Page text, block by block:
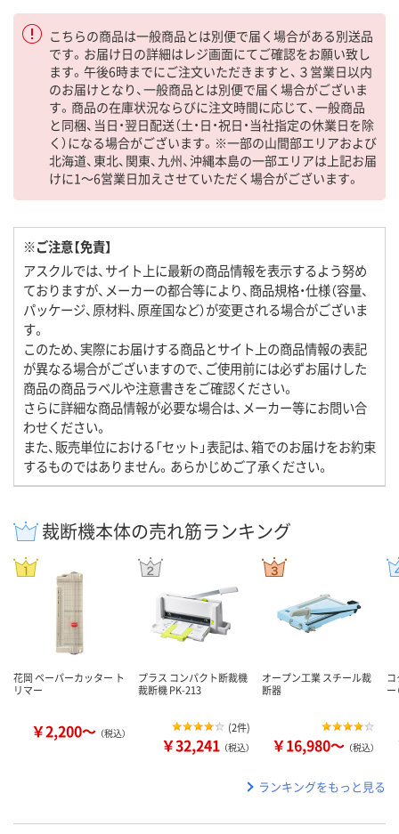
こちらの商品は一般商品とは別便で届く場合がある別送品
です。お届け日の詳細はレジ画面にてご確認をお願い致し
ます。午後6時までにご注文いただきますと、３営業日以内
のお届けとなり、一般商品とは別便で届く場合がございま
す。商品の在庫状況ならびに注文時間に応じて、一般商品
と同梱、当日・翌日配送（土・日・祝日・当社指定の休業日を除
く）になる場合がございます。※一部の山間部エリアおよび
北海道、東北、関東、九州、沖縄本島の一部エリアは上記お届
けに1～6営業日加えさせていただく場合がございます。
※ご注意【免責】
アスクルでは、サイト上に最新の商品情報を表示するよう努め
ておりますが、メーカーの都合等により、商品規格・仕様（容量、
パッケージ、原材料、原産国など）が変更される場合がございま
す。
このため、実際にお届けする商品とサイト上の商品情報の表記
が異なる場合がございますので、ご使用前には必ずお届けした
商品の商品ラベルや注意書きをご確認ください。
さらに詳細な商品情報が必要な場合は、メーカー等にお問い合
わせください。
また、販売単位における「セット」表記は、箱でのお届けをお約束
するものではありません。あらかじめご了承ください。
裁断機本体の売れ筋ランキング
花岡 ペーパーカッター ト
リマー
￥2,200～ （税込）
プラス コンパクト断裁機
裁断機 PK-213
(2件)
￥32,241 （税込）
オープン工業 スチール裁
断器
￥16,980～ （税込）
ー
ランキングをもっと見る